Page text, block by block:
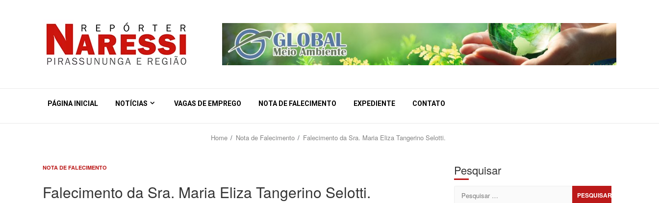
PÁGINA INICIAL NOTÍCIAS VAGAS DE EMPREGO NOTA DE FALECIMENTO EXPEDIENTE CONTATO
Home Nota de Falecimento Falecimento da Sra. Maria Eliza Tangerino Selotti.
NOTA DE FALECIMENTO
Falecimento da Sra. Maria Eliza Tangerino Selotti.
Pesquisar
Pesquisar